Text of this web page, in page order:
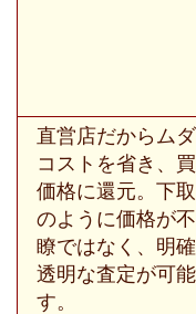
直営店だからム
コストを省き、
価格に還元。下取
のように価格が
瞭ではなく、明
透明な査定が可
す。